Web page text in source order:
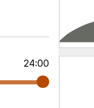
24:00